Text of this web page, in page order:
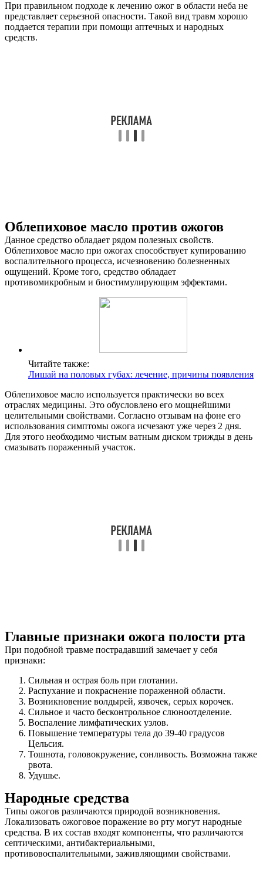
При правильном подходе к лечению ожог в области неба не
представляет серьезной опасности. Такой вид травм хорошо
поддается терапии при помощи аптечных и народных
средств.
Облепиховое масло против ожогов
Данное средство обладает рядом полезных свойств.
Облепиховое масло при ожогах способствует купированию
воспалительного процесса, исчезновению болезненных
ощущений. Кроме того, средство обладает
противомикробным и биостимулирующим эффектами.
Читайте также:
Лишай на половых губах: лечение, причины появления
Облепиховое масло используется практически во всех
отраслях медицины. Это обусловлено его мощнейшими
целительными свойствами. Согласно отзывам на фоне его
использования симптомы ожога исчезают уже через 2 дня.
Для этого необходимо чистым ватным диском трижды в день
смазывать пораженный участок.
Главные признаки ожога полости рта
При подобной травме пострадавший замечает у себя
признаки:
Сильная и острая боль при глотании.
Распухание и покраснение пораженной области.
Возникновение волдырей, язвочек, серых корочек.
Сильное и часто бесконтрольное слюноотделение.
Воспаление лимфатических узлов.
Повышение температуры тела до 39-40 градусов
Цельсия.
Тошнота, головокружение, сонливость. Возможна также
рвота.
Удушье.
Народные средства
Типы ожогов различаются природой возникновения.
Локализовать ожоговое поражение во рту могут народные
средства. В их состав входят компоненты, что различаются
септическими, антибактериальными,
противовоспалительными, заживляющими свойствами.